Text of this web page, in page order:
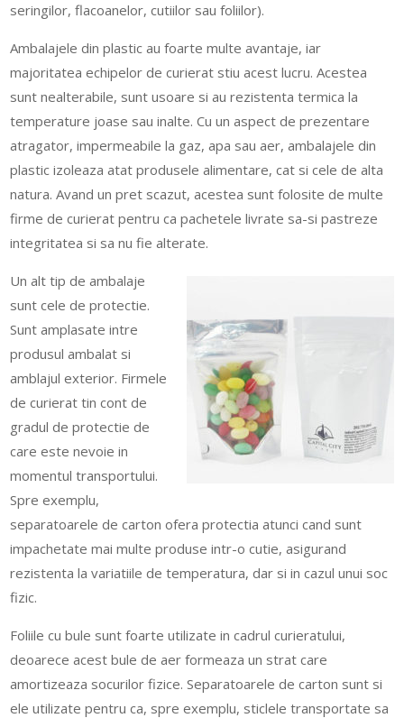
seringilor, flacoanelor, cutiilor sau foliilor).
Ambalajele din plastic au foarte multe avantaje, iar
majoritatea echipelor de curierat stiu acest lucru. Acestea
sunt nealterabile, sunt usoare si au rezistenta termica la
temperature joase sau inalte. Cu un aspect de prezentare
atragator, impermeabile la gaz, apa sau aer, ambalajele din
plastic izoleaza atat produsele alimentare, cat si cele de alta
natura. Avand un pret scazut, acestea sunt folosite de multe
firme de curierat pentru ca pachetele livrate sa-si pastreze
integritatea si sa nu fie alterate.
Un alt tip de ambalaje
sunt cele de protectie.
Sunt amplasate intre
produsul ambalat si
amblajul exterior. Firmele
de curierat tin cont de
gradul de protectie de
care este nevoie in
momentul transportului.
Spre exemplu,
separatoarele de carton ofera protectia atunci cand sunt
impachetate mai multe produse intr-o cutie, asigurand
rezistenta la variatiile de temperatura, dar si in cazul unui soc
fizic.
Foliile cu bule sunt foarte utilizate in cadrul curieratului,
deoarece acest bule de aer formeaza un strat care
amortizeaza socurilor fizice. Separatoarele de carton sunt si
ele utilizate pentru ca, spre exemplu, sticlele transportate sa